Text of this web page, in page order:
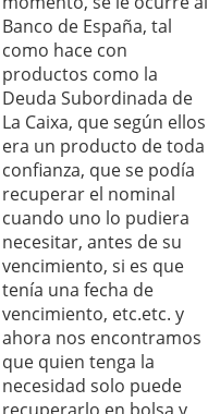
Banco de España, tal
como hace con
productos como la
Deuda Subordinada de
La Caixa, que según ellos
era un producto de toda
confianza, que se podía
recuperar el nominal
cuando uno lo pudiera
necesitar, antes de su
vencimiento, si es que
tenía una fecha de
vencimiento, etc.etc. y
ahora nos encontramos
que quien tenga la
necesidad solo puede